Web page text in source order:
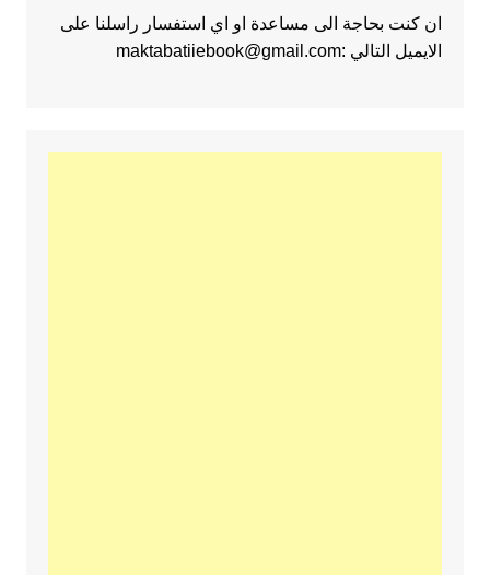
ان كنت بحاجة الى مساعدة او اي استفسار راسلنا على
الايميل التالي :maktabatiiebook@gmail.com